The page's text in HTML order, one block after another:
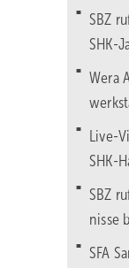
SBZ
SHK-
Wera
Live-
SHK-
SBZ
nisse
SFA